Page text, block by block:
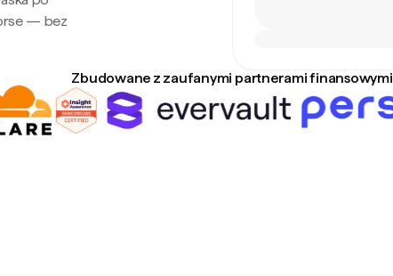
— bez
Zbudowane z zaufanymi partnerami finansowymi